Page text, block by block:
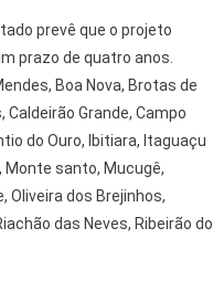
prevê que o projeto
prazo de quatro anos.
Boa Nova, Brotas de
Grande, Campo
do Ouro, Ibitiara, Itaguaçu
Monte santo, Mucugê,
Oliveira dos Brejinhos,
das Neves, Ribeirão do